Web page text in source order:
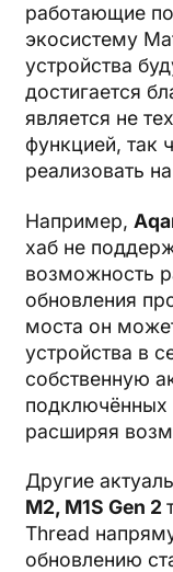
работающие
экосистему
устройства
достигается
является не
функцией,
реализовать
Например,
хаб не
возможность
обновления
моста он
устройства в
собственную
подключённых
расширяя
Другие
M2, M1S Gen 2
Thread
обновлению